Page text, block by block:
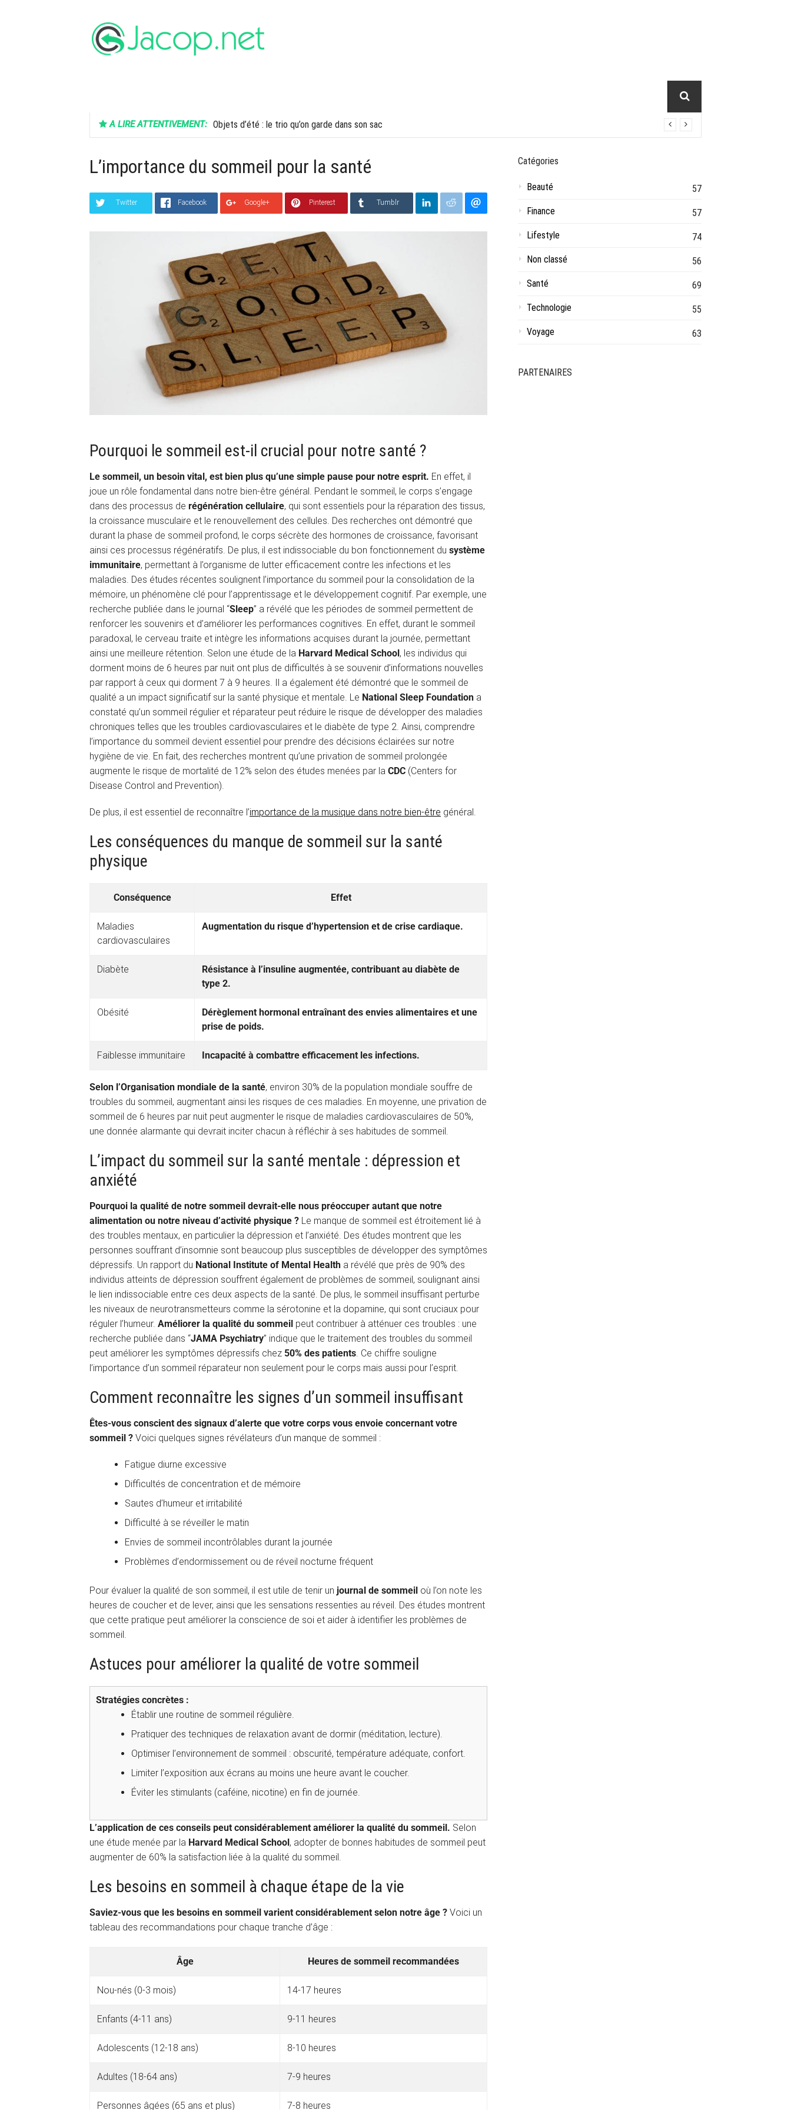
A LIRE ATTENTIVEMENT: Objets d’été : le trio qu’on garde dans son sac
L’importance du sommeil pour la santé
Twitter Facebook Google+ Pinterest Tumblr
Pourquoi le sommeil est-il crucial pour notre santé ?
Le sommeil, un besoin vital, est bien plus qu’une simple pause pour notre esprit. En effet, il
joue un rôle fondamental dans notre bien-être général. Pendant le sommeil, le corps s’engage
dans des processus de régénération cellulaire, qui sont essentiels pour la réparation des tissus,
la croissance musculaire et le renouvellement des cellules. Des recherches ont démontré que
durant la phase de sommeil profond, le corps sécrète des hormones de croissance, favorisant
ainsi ces processus régénératifs. De plus, il est indissociable du bon fonctionnement du système
immunitaire, permettant à l’organisme de lutter efficacement contre les infections et les
maladies. Des études récentes soulignent l’importance du sommeil pour la consolidation de la
mémoire, un phénomène clé pour l’apprentissage et le développement cognitif. Par exemple, une
recherche publiée dans le journal “Sleep” a révélé que les périodes de sommeil permettent de
renforcer les souvenirs et d’améliorer les performances cognitives. En effet, durant le sommeil
paradoxal, le cerveau traite et intègre les informations acquises durant la journée, permettant
ainsi une meilleure rétention. Selon une étude de la Harvard Medical School, les individus qui
dorment moins de 6 heures par nuit ont plus de difficultés à se souvenir d’informations nouvelles
par rapport à ceux qui dorment 7 à 9 heures. Il a également été démontré que le sommeil de
qualité a un impact significatif sur la santé physique et mentale. Le National Sleep Foundation a
constaté qu’un sommeil régulier et réparateur peut réduire le risque de développer des maladies
chroniques telles que les troubles cardiovasculaires et le diabète de type 2. Ainsi, comprendre
l’importance du sommeil devient essentiel pour prendre des décisions éclairées sur notre
hygiène de vie. En fait, des recherches montrent qu’une privation de sommeil prolongée
augmente le risque de mortalité de 12% selon des études menées par la CDC (Centers for
Disease Control and Prevention).
De plus, il est essentiel de reconnaître l’importance de la musique dans notre bien-être général.
Les conséquences du manque de sommeil sur la santé
physique
Conséquence Effet
Maladies
cardiovasculaires
Augmentation du risque d’hypertension et de crise cardiaque.
Diabète
Résistance à l’insuline augmentée, contribuant au diabète de
type 2.
Obésité
Dérèglement hormonal entraînant des envies alimentaires et une
prise de poids.
Faiblesse immunitaire Incapacité à combattre efficacement les infections.
Selon l’Organisation mondiale de la santé, environ 30% de la population mondiale souffre de
troubles du sommeil, augmentant ainsi les risques de ces maladies. En moyenne, une privation de
sommeil de 6 heures par nuit peut augmenter le risque de maladies cardiovasculaires de 50%,
une donnée alarmante qui devrait inciter chacun à réfléchir à ses habitudes de sommeil.
L’impact du sommeil sur la santé mentale : dépression et
anxiété
Pourquoi la qualité de notre sommeil devrait-elle nous préoccuper autant que notre
alimentation ou notre niveau d’activité physique ? Le manque de sommeil est étroitement lié à
des troubles mentaux, en particulier la dépression et l’anxiété. Des études montrent que les
personnes souffrant d’insomnie sont beaucoup plus susceptibles de développer des symptômes
dépressifs. Un rapport du National Institute of Mental Health a révélé que près de 90% des
individus atteints de dépression souffrent également de problèmes de sommeil, soulignant ainsi
le lien indissociable entre ces deux aspects de la santé. De plus, le sommeil insuffisant perturbe
les niveaux de neurotransmetteurs comme la sérotonine et la dopamine, qui sont cruciaux pour
réguler l’humeur. Améliorer la qualité du sommeil peut contribuer à atténuer ces troubles : une
recherche publiée dans “JAMA Psychiatry” indique que le traitement des troubles du sommeil
peut améliorer les symptômes dépressifs chez 50% des patients. Ce chiffre souligne
l’importance d’un sommeil réparateur non seulement pour le corps mais aussi pour l’esprit.
Comment reconnaître les signes d’un sommeil insuffisant
Êtes-vous conscient des signaux d’alerte que votre corps vous envoie concernant votre
sommeil ? Voici quelques signes révélateurs d’un manque de sommeil :
Fatigue diurne excessive
Difficultés de concentration et de mémoire
Sautes d’humeur et irritabilité
Difficulté à se réveiller le matin
Envies de sommeil incontrôlables durant la journée
Problèmes d’endormissement ou de réveil nocturne fréquent
Pour évaluer la qualité de son sommeil, il est utile de tenir un journal de sommeil où l’on note les
heures de coucher et de lever, ainsi que les sensations ressenties au réveil. Des études montrent
que cette pratique peut améliorer la conscience de soi et aider à identifier les problèmes de
sommeil.
Astuces pour améliorer la qualité de votre sommeil
Stratégies concrètes :
Établir une routine de sommeil régulière.
Pratiquer des techniques de relaxation avant de dormir (méditation, lecture).
Optimiser l’environnement de sommeil : obscurité, température adéquate, confort.
Limiter l’exposition aux écrans au moins une heure avant le coucher.
Éviter les stimulants (caféine, nicotine) en fin de journée.
L’application de ces conseils peut considérablement améliorer la qualité du sommeil. Selon
une étude menée par la Harvard Medical School, adopter de bonnes habitudes de sommeil peut
augmenter de 60% la satisfaction liée à la qualité du sommeil.
Les besoins en sommeil à chaque étape de la vie
Saviez-vous que les besoins en sommeil varient considérablement selon notre âge ? Voici un
tableau des recommandations pour chaque tranche d’âge :
Âge Heures de sommeil recommandées
Nou-nés (0-3 mois) 14-17 heures
Enfants (4-11 ans) 9-11 heures
Adolescents (12-18 ans) 8-10 heures
Adultes (18-64 ans) 7-9 heures
Personnes âgées (65 ans et plus) 7-8 heures
Catégories
Beauté
57
Finance
57
Lifestyle
74
Non classé
56
Santé
69
Technologie
55
Voyage
63
PARTENAIRES